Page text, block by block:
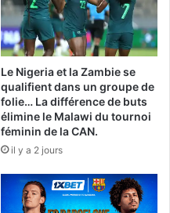
Le Nigeria et la Zambie se
qualifient dans un groupe de
folie… La différence de buts
élimine le Malawi du tournoi
féminin de la CAN.
il y a 2 jours